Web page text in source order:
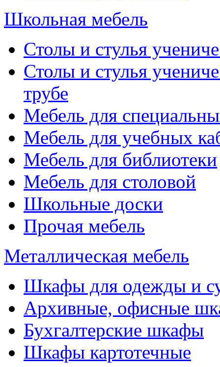
Школьная мебель
Столы и стулья
Столы и стулья
трубе
Мебель для
Мебель для учебных
Мебель для библиотеки
Мебель для столовой
Школьные доски
Прочая мебель
Металлическая мебель
Шкафы для одежды и
Архивные, офисные
Бухгалтерские шкафы
Шкафы картотечные